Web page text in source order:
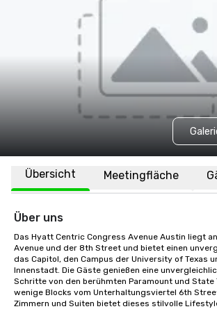
Übersicht Meetingfläche
Über uns
Das Hyatt Centric Congress Avenue Austin liegt
Avenue und der 8th Street und bietet einen
das Capitol, den Campus der University of Texas
Innenstadt. Die Gäste genießen eine
Schritte von den berühmten Paramount und
wenige Blocks vom Unterhaltungsviertel 6th
Zimmern und Suiten bietet dieses stilvolle